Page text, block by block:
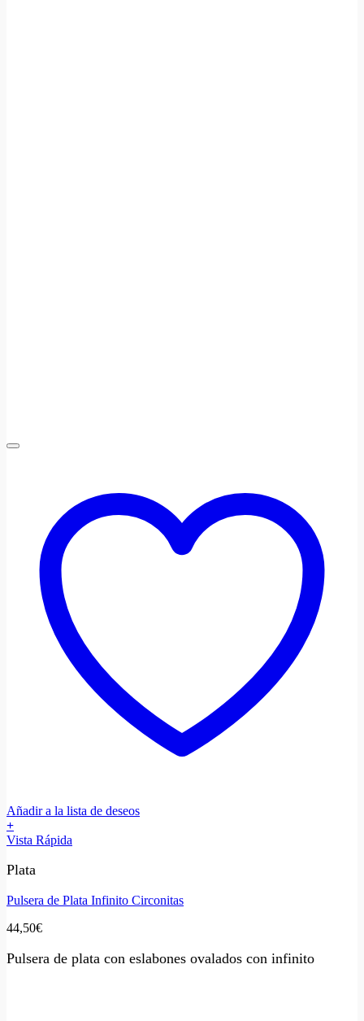
Añadir a la lista de deseos
+
Vista Rápida
Plata
Pulsera de Plata Infinito Circonitas
44,50€
Pulsera de plata con eslabones ovalados con infinito